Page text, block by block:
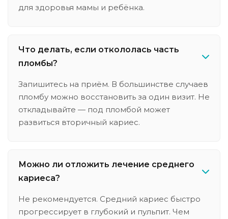
для здоровья мамы и ребёнка.
Что делать, если откололась часть
пломбы?
Запишитесь на приём. В большинстве случаев
пломбу можно восстановить за один визит. Не
откладывайте — под пломбой может
развиться вторичный кариес.
Можно ли отложить лечение среднего
кариеса?
Не рекомендуется. Средний кариес быстро
прогрессирует в глубокий и пульпит. Чем